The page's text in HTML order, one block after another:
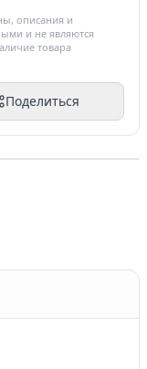
описания и
и не являются
товара
Поделиться